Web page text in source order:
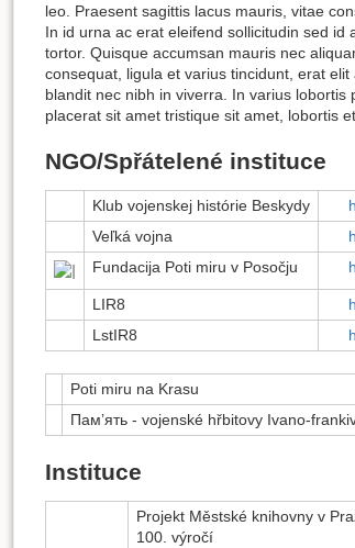
leo. Praesent sagittis lacus mauris, vitae
In id urna ac erat eleifend sollicitudin sed id
tortor. Quisque accumsan mauris nec
consequat, ligula et varius tincidunt, erat
blandit nec nibh in viverra. In varius lobortis
placerat sit amet tristique sit amet, lobortis
NGO/Spřátelené instituce
Klub vojenskej histórie Beskydy
Veľká vojna
Fundacija Poti miru v Posočju
LIR8
LstIR8
Poti miru na Krasu
Пам’ять - vojenské hřbitovy Ivano-
Instituce
Projekt Městské knihovny v
100. výročí